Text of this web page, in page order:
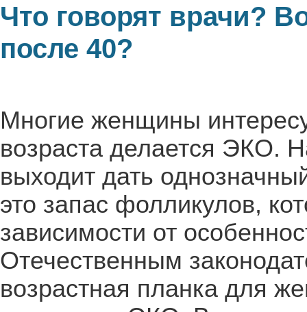
Что говорят врачи?
после 40?
Многие женщины
возраста делается ЭКО.
выходит дать
это запас фолликулов,
зависимости от
Отечественным
возрастная планка для